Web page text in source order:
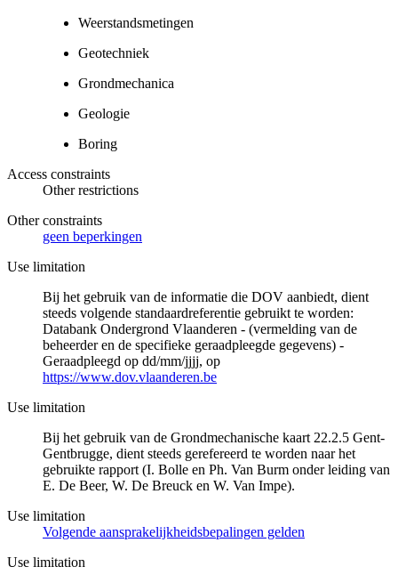
Weerstandsmetingen
Geotechniek
Grondmechanica
Geologie
Boring
Access constraints
Other restrictions
Other constraints
geen beperkingen
Use limitation
Bij het gebruik van de informatie die DOV aanbiedt, dient
steeds volgende standaardreferentie gebruikt te worden:
Databank Ondergrond Vlaanderen - (vermelding van de
beheerder en de specifieke geraadpleegde gegevens) -
Geraadpleegd op dd/mm/jjjj, op
https://www.dov.vlaanderen.be
Use limitation
Bij het gebruik van de Grondmechanische kaart 22.2.5 Gent-
Gentbrugge, dient steeds gerefereerd te worden naar het
gebruikte rapport (I. Bolle en Ph. Van Burm onder leiding van
E. De Beer, W. De Breuck en W. Van Impe).
Use limitation
Volgende aansprakelijkheidsbepalingen gelden
Use limitation